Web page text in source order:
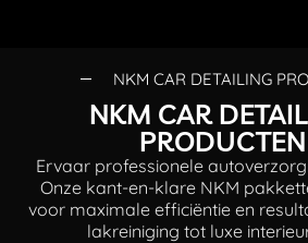
NKM CAR DETAILING
NKM CAR
PRODUCTEN
Ervaar professionele
Onze kant-en-klare NKM
voor maximale efficiëntie en
lakreiniging tot luxe